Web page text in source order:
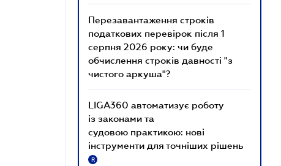
Перезавантаження строків
податкових перевірок після 1
серпня 2026 року: чи буде
обчислення строків давності "з
чистого аркуша"?
LIGA360 автоматизує роботу
із законами та
судовою практикою: нові
інструменти для точніших рішень
R